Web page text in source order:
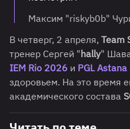
Максим "riskyb0b"
В четверг, 2 апреля, Team
тренер Сергей "hally"
IEM Rio 2026 и PGL
здоровьем. На это время
академического состава